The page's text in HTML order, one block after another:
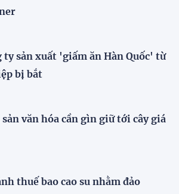
ty sản xuất 'giấm ăn Hàn Quốc' từ
bị bắt
văn hóa cần gìn giữ tới cây giá
thuế bao cao su nhằm đảo